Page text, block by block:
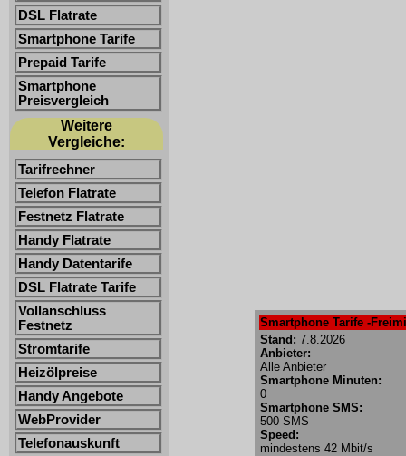
DSL Flatrate
Smartphone Tarife
Prepaid Tarife
Smartphone
Preisvergleich
Weitere
Vergleiche:
Tarifrechner
Telefon Flatrate
Festnetz Flatrate
Handy Flatrate
Handy Datentarife
DSL Flatrate Tarife
Vollanschluss
Festnetz
Stromtarife
Heizölpreise
Handy Angebote
WebProvider
Telefonauskunft
Smartphone Tarife -
Stand: 7.8.2026
Anbieter:
Alle Anbieter
Smartphone Minuten:
0
Smartphone SMS:
500 SMS
Speed:
mindestens 42 Mbit/s